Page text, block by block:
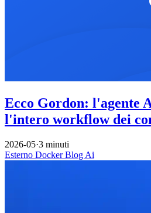
Ecco Gordon: l'agente
l'intero workflow dei
2026-05·3 minuti
Esterno DockerBlog Ai